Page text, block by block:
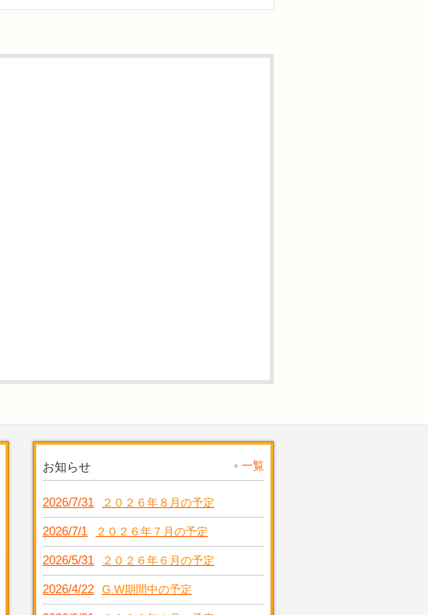
お知らせ 一覧
2026/7/31 ２０２６年８月の予定
2026/7/1 ２０２６年７月の予定
2026/5/31 ２０２６年６月の予定
2026/4/22 G.W期間中の予定